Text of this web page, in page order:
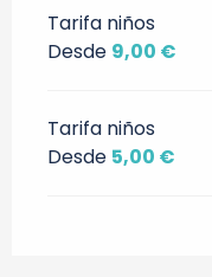
Tarifa niños
Desde 9,00 €
Tarifa niños
Desde 5,00 €